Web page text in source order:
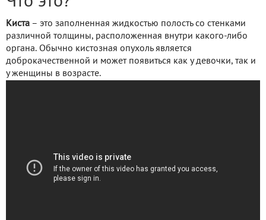
Киста – это заполненная жидкостью полость со стенками
различной толщины, расположенная внутри какого-либо
органа. Обычно кистозная опухоль является
доброкачественной и может появиться как у девочки, так и
у женщины в возрасте.